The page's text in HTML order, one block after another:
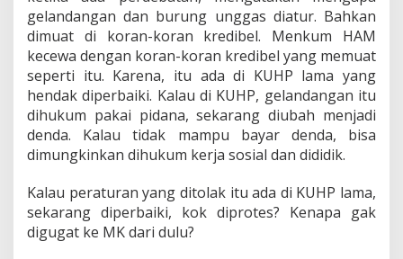
gelandangan dan burung unggas diatur. Bahkan
dimuat di koran-koran kredibel. Menkum HAM
kecewa dengan koran-koran kredibel yang memuat
seperti itu. Karena, itu ada di KUHP lama yang
hendak diperbaiki. Kalau di KUHP, gelandangan itu
dihukum pakai pidana, sekarang diubah menjadi
denda. Kalau tidak mampu bayar denda, bisa
dimungkinkan dihukum kerja sosial dan dididik.
Kalau peraturan yang ditolak itu ada di KUHP lama,
sekarang diperbaiki, kok diprotes? Kenapa gak
digugat ke MK dari dulu?